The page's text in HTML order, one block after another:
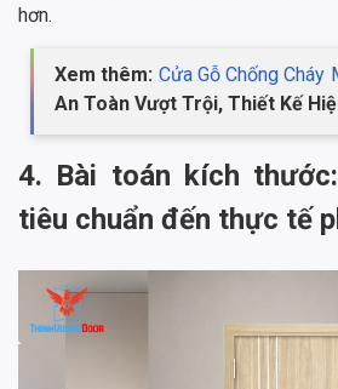
hơn.
Xem thêm: Cửa Gỗ Chống Cháy
An Toàn Vượt Trội, Thiết Kế
4. Bài toán kích
tiêu chuẩn đến thực tế